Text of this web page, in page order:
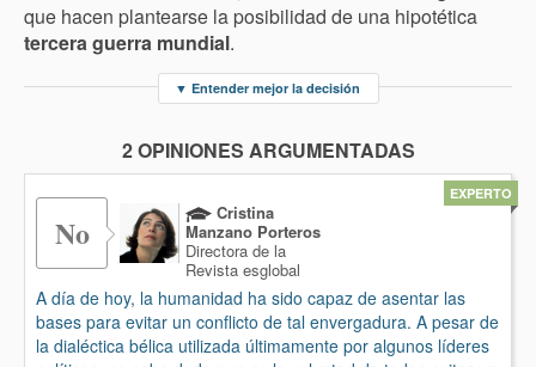
que hacen plantearse la posibilidad de una hipotética
tercera guerra mundial.
▼ Entender mejor la decisión
2 OPINIONES ARGUMENTADAS
No
Cristina
Manzano Porteros
Directora de la
Revista esglobal
A día de hoy, la humanidad ha sido capaz de asentar las
bases para evitar un conflicto de tal envergadura. A pesar de
la dialéctica bélica utilizada últimamente por algunos líderes
EXPERTO